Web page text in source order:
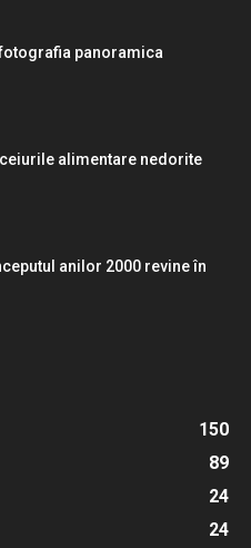
panoramica
alimentare nedorite
anilor 2000 revine în
150
89
24
24